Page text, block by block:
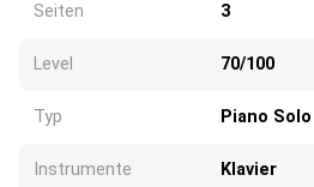
Seiten 3
Level 70/100
Typ Piano Solo
Instrumente Klavier